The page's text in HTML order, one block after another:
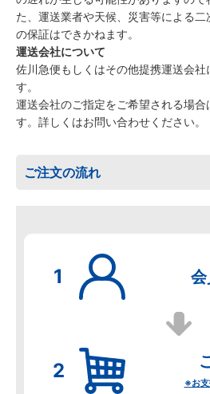
た、運送業者や天候、災害等による
の保証はできかねます。
運送会社について
佐川急便もしくはその他提携運送会社
す。
運送会社のご指定をご希望される場合
す。詳しくはお問い合わせください。
ご注文の流れ
※お支